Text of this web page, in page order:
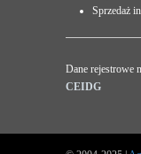
Sprzedaż
Dane rejestrowe
CEIDG